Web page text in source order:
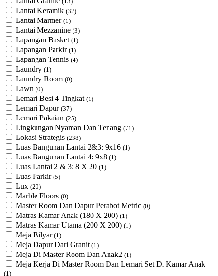
Lantai Keramik (32)
Lantai Marmer (1)
Lantai Mezzanine (3)
Lapangan Basket (1)
Lapangan Parkir (1)
Lapangan Tennis (4)
Laundry (1)
Laundry Room (0)
Lawn (0)
Lemari Besi 4 Tingkat (1)
Lemari Dapur (37)
Lemari Pakaian (25)
Lingkungan Nyaman Dan Tenang (71)
Lokasi Strategis (238)
Luas Bangunan Lantai 2&3: 9x16 (1)
Luas Bangunan Lantai 4: 9x8 (1)
Luas Lantai 2 & 3: 8 X 20 (1)
Luas Parkir (5)
Lux (20)
Marble Floors (0)
Master Room Dan Dapur Perabot Metric (0)
Matras Kamar Anak (180 X 200) (1)
Matras Kamar Utama (200 X 200) (1)
Meja Bilyar (1)
Meja Dapur Dari Granit (1)
Meja Di Master Room Dan Anak2 (1)
Meja Kerja Di Master Room Dan Lemari Set Di Kamar Anak
(1)